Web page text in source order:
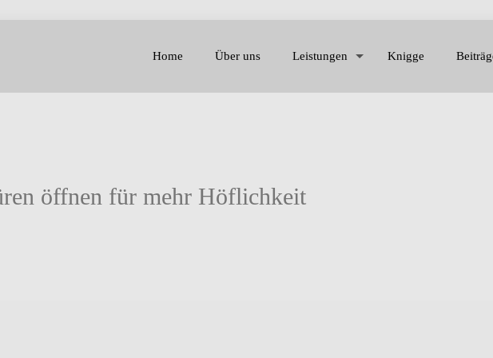
Home Über uns Leistungen Knigge
öffnen für mehr Höflichkeit